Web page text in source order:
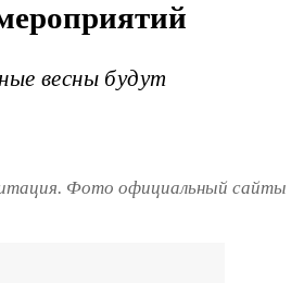
весны будут
Фото официальный сайты